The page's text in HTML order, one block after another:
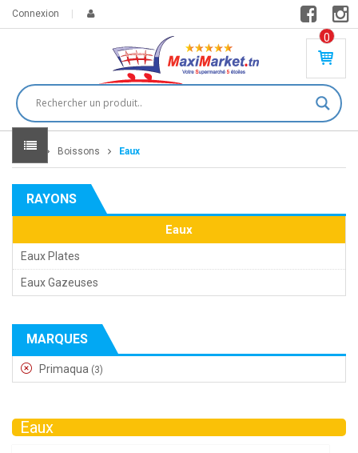
Connexion
0
PR
DU
IT(
S)
DT
Home Boissons Eaux
RAYONS
Eaux
Eaux Plates
Eaux Gazeuses
MARQUES
Primaqua (3)
Eaux